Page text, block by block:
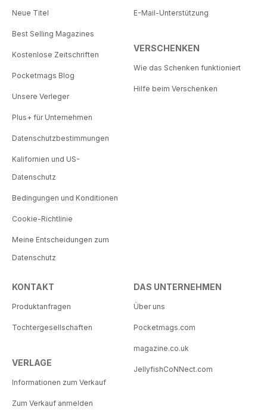
Neue Titel
Best Selling Magazines
Kostenlose Zeitschriften
Pocketmags Blog
Unsere Verleger
Plus+ für Unternehmen
Datenschutzbestimmungen
Kalifornien und US-
Datenschutz
Bedingungen und Konditionen
Cookie-Richtlinie
Meine Entscheidungen zum
Datenschutz
E-Mail-Unterstützung
VERSCHENKEN
Wie das Schenken funktioniert
Hilfe beim Verschenken
KONTAKT
Produktanfragen
Tochtergesellschaften
VERLAGE
Informationen zum Verkauf
Zum Verkauf anmelden
DAS UNTERNEHMEN
Über uns
Pocketmags.com
magazine.co.uk
JellyfishCoNNect.com